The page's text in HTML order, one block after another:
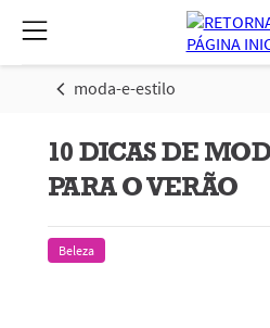
moda-e-estilo
10 DICAS DE
PARA O VERÃO
Beleza